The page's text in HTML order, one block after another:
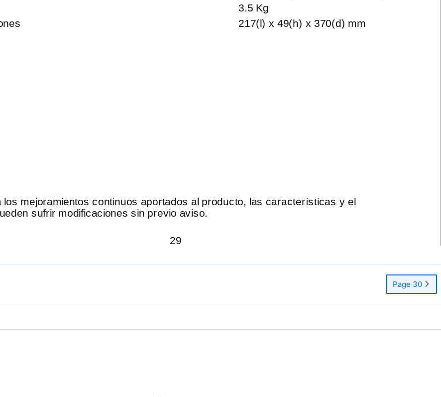
3.5 Kg
217(l) x 49(h) x 370(d) mm
los mejoramientos continuos aportados al producto, las características y el
sufrir modificaciones sin previo aviso.
29
Page 30